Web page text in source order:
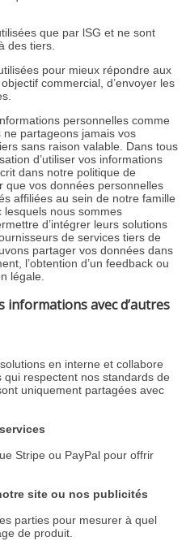
que par lSG et ne sont
des tiers.
pour mieux répondre aux
commercial, d’envoyer les
personnelles comme
partageons jamais vos
sans raison valable. Dans tous
d’utiliser vos informations
dans notre politique de
que vos données personnelles
affiliées au sein de notre famille
lesquels nous sommes
d’intégrer leurs solutions
de services tiers de
partager vos données dans
l’obtention d’un feedback ou
légale.
avec d’autres
en interne et collabore
respectent nos standards de
uniquement partagées avec
Stripe ou PayPal pour offrir
site ou nos publicités
parties pour mesurer à quel
de produit.